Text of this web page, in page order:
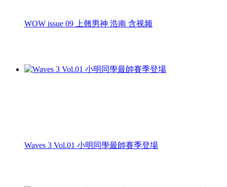
WOW issue 09 上翹男神 浩南 含视频
Waves 3 Vol.01 小明同學最帥賽季登場